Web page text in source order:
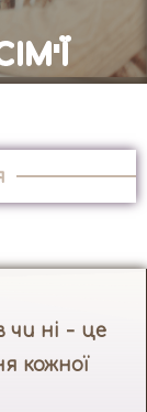
чи ні - це
кожної